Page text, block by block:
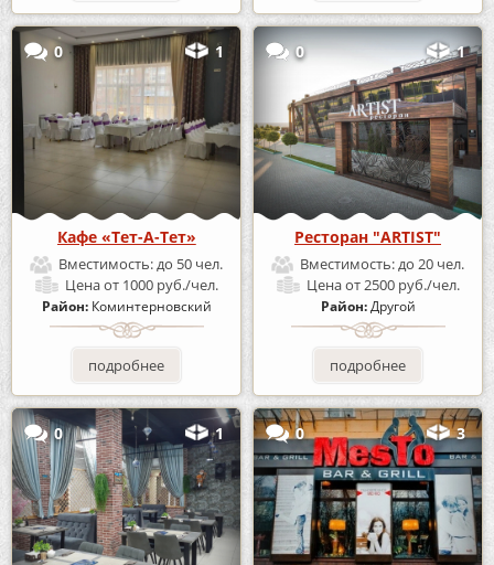
0 1
Кафе «Тет-А-Тет»
Вместимость:до 50 чел.
Ценаот 1000 руб./чел.
Район: Коминтерновский
подробнее
0 1
Ресторан "ARTIST"
Вместимость:до 20 чел.
Ценаот 2500 руб./чел.
Район:Другой
подробнее
0 1 0 3